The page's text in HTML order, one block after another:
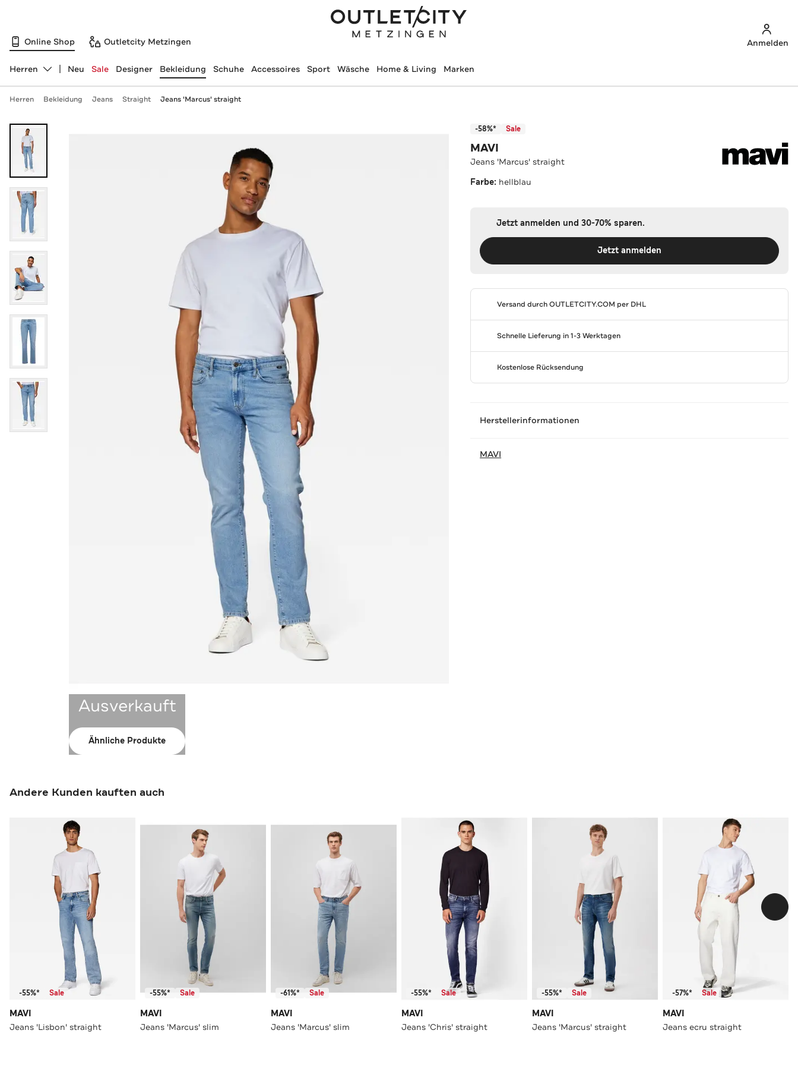
Online Shop Outletcity Metzingen Anmelden
Abteilung ändern, ausgewählt:
Herren Neu Sale Designer Bekleidung Schuhe Accessoires Sport Wäsche Home & Living Marken
Herren Bekleidung Jeans Straight Jeans 'Marcus' straight
Ausverkauft
Ähnliche Produkte
-58%* Sale
MAVI
Jeans 'Marcus' straight
Farbe: hellblau
Jetzt anmelden und 30-70% sparen.
Jetzt anmelden
Versand durchOUTLETCITY.COM per DHL
Schnelle Lieferung in 1-3 Werktagen
Kostenlose Rücksendung
Herstellerinformationen
MAVI
Andere Kunden kauften auch
-55%* Sale
MAVI
Jeans 'Lisbon' straight
-55%* Sale
MAVI
Jeans 'Marcus' slim
-61%* Sale
MAVI
Jeans 'Marcus' slim
-55%* Sale
MAVI
Jeans 'Chris' straight
-55%* Sale
MAVI
Jeans 'Marcus' straight
-57%* Sale
MAVI
Jeans ecru straight